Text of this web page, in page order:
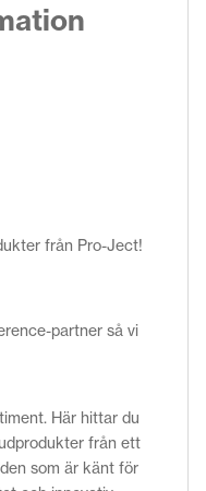
från Pro-Ject!
partner så vi
Här hittar du
från ett
som är känt för